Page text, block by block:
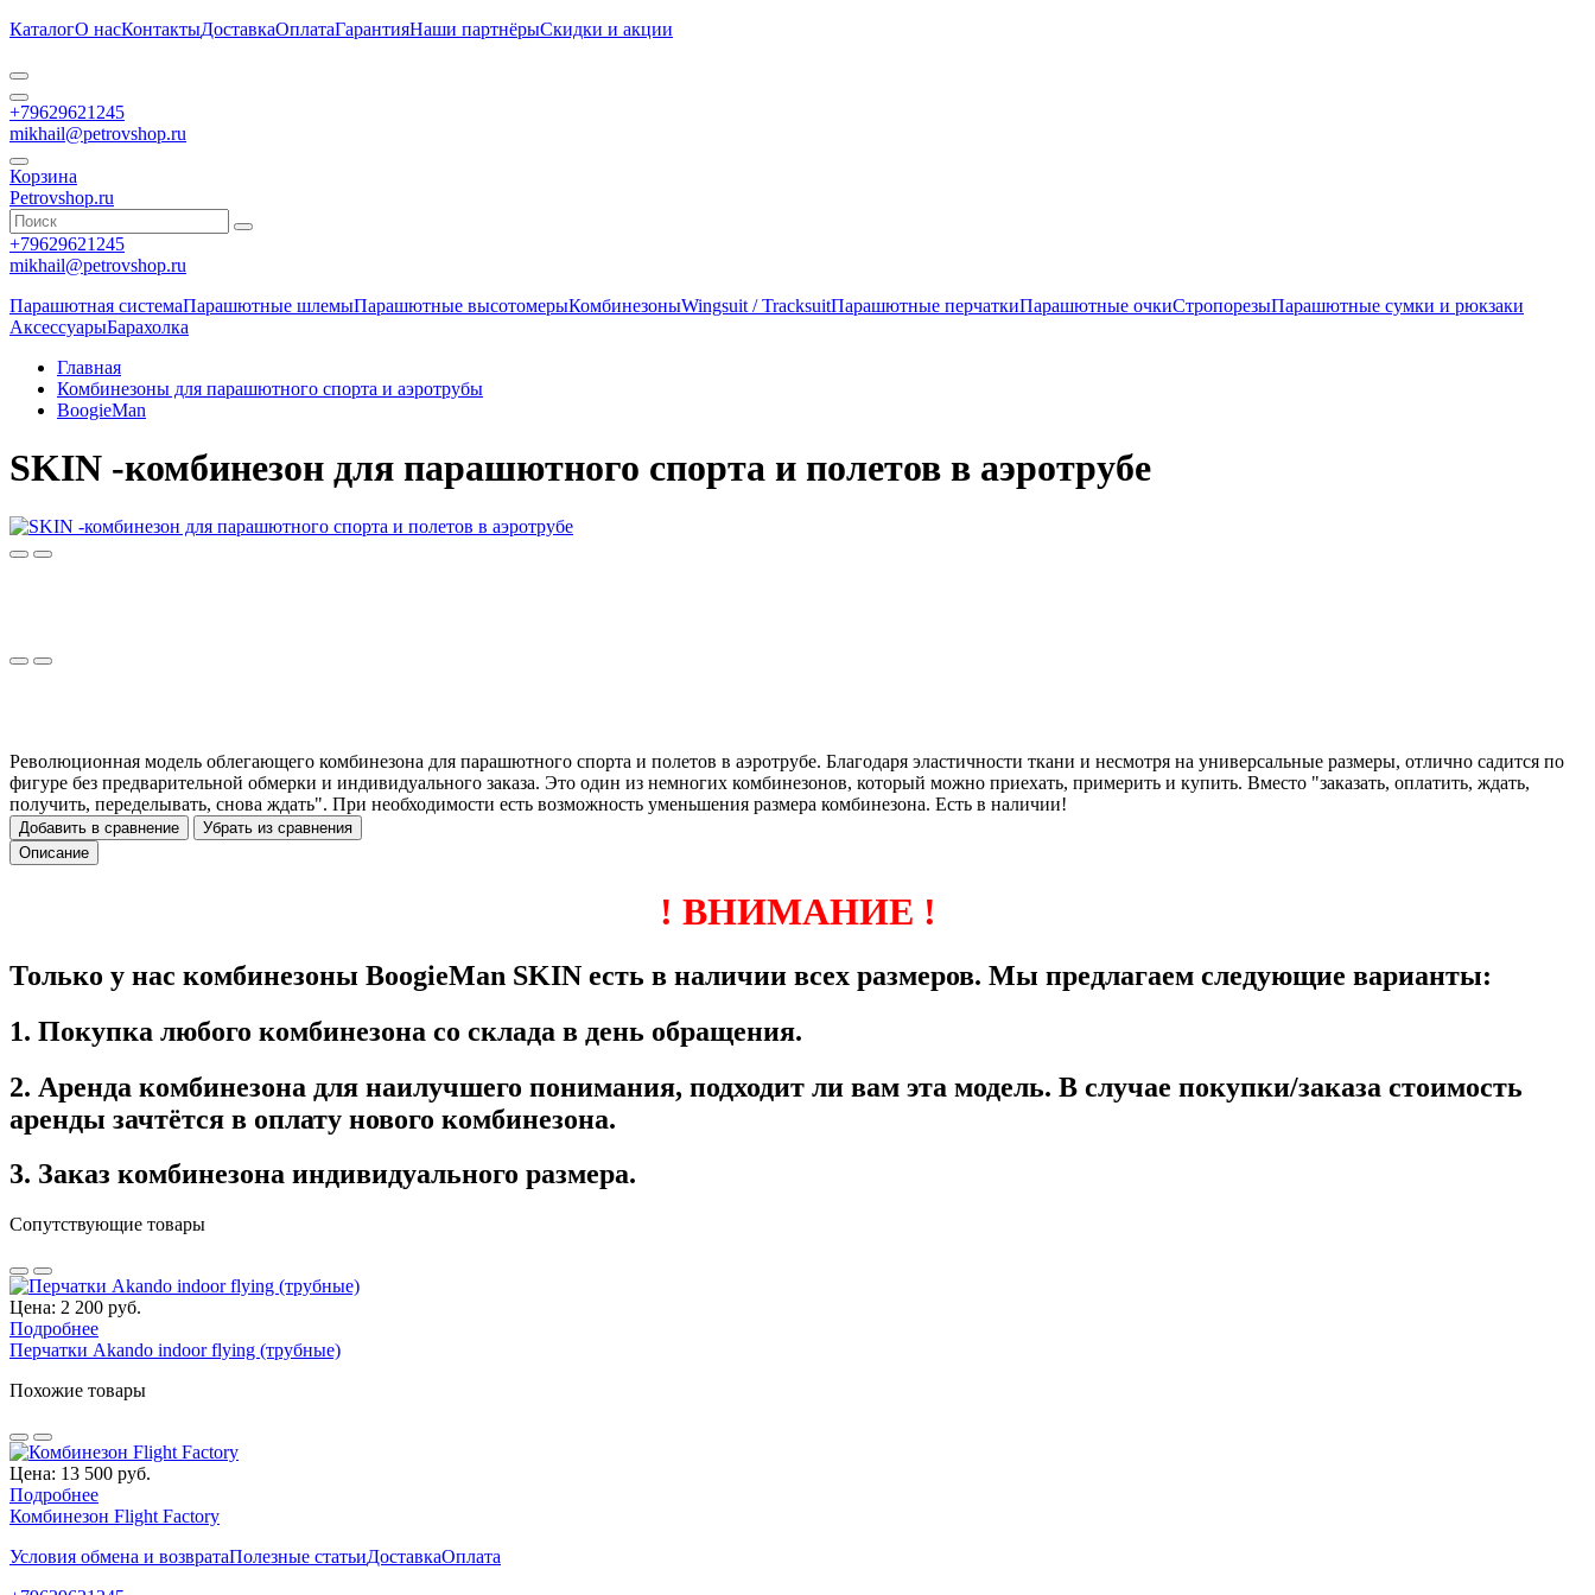
КаталогО насКонтактыДоставкаОплатаГарантияНаши партнёрыСкидки и акции
+79629621245
mikhail@petrovshop.ru
Корзина
Petrovshop.ru
+79629621245
mikhail@petrovshop.ru
Парашютная системаПарашютные шлемыПарашютные высотомерыКомбинезоныWingsuit / TracksuitПарашютные перчаткиПарашютные очкиСтропорезыПарашютные сумки и рюкзаки
АксессуарыБарахолка
Главная
Комбинезоны для парашютного спорта и аэротрубы
BoogieMan
SKIN -комбинезон для парашютного спорта и полетов в аэротрубе
Революционная модель облегающего комбинезона для парашютного спорта и полетов в аэротрубе. Благодаря эластичности ткани и несмотря на универсальные размеры, отлично садится по
фигуре без предварительной обмерки и индивидуального заказа. Это один из немногих комбинезонов, который можно приехать, примерить и купить. Вместо "заказать, оплатить, ждать,
получить, переделывать, снова ждать". При необходимости есть возможность уменьшения размера комбинезона. Есть в наличии!
Добавить в сравнение
Убрать из сравнения
Описание
! ВНИМАНИЕ !
Только у нас комбинезоны BoogieMan SKIN есть в наличии всех размеров. Мы предлагаем следующие варианты:
1. Покупка любого комбинезона со склада в день обращения.
2. Аренда комбинезона для наилучшего понимания, подходит ли вам эта модель. В случае покупки/заказа стоимость
аренды зачтётся в оплату нового комбинезона.
3. Заказ комбинезона индивидуального размера.
Сопутствующие товары
Цена: 2 200 руб.
Подробнее
Перчатки Akando indoor flying (трубные)
Похожие товары
Цена: 13 500 руб.
Подробнее
Комбинезон Flight Factory
Условия обмена и возвратаПолезные статьиДоставкаОплата